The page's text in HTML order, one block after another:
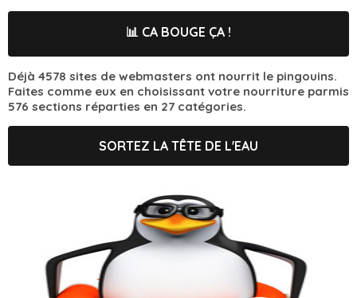
📊 CA BOUGE ÇA !
Déjà 4578 sites de webmasters ont nourrit le pingouins.
Faites comme eux en choisissant votre nourriture parmis
576 sections réparties en 27 catégories.
SORTEZ LA TÊTE DE L'EAU